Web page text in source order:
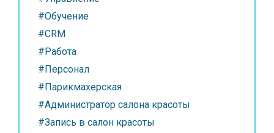
#Обучение
#CRM
#Работа
#Персонал
#Парикмахерская
#Администратор салона красоты
#Запись в салон красоты